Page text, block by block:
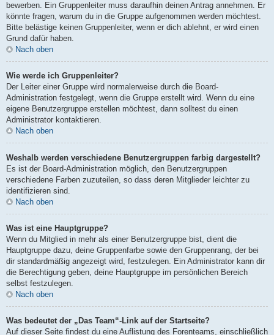
bewerben. Ein Gruppenleiter muss daraufhin deinen Antrag annehmen. Er
könnte fragen, warum du in die Gruppe aufgenommen werden möchtest.
Bitte belästige keinen Gruppenleiter, wenn er dich ablehnt, er wird einen
Grund dafür haben.
Nach oben
Wie werde ich Gruppenleiter?
Der Leiter einer Gruppe wird normalerweise durch die Board-
Administration festgelegt, wenn die Gruppe erstellt wird. Wenn du eine
eigene Benutzergruppe erstellen möchtest, dann solltest du einen
Administrator kontaktieren.
Nach oben
Weshalb werden verschiedene Benutzergruppen farbig dargestellt?
Es ist der Board-Administration möglich, den Benutzergruppen
verschiedene Farben zuzuteilen, so dass deren Mitglieder leichter zu
identifizieren sind.
Nach oben
Was ist eine Hauptgruppe?
Wenn du Mitglied in mehr als einer Benutzergruppe bist, dient die
Hauptgruppe dazu, deine Gruppenfarbe sowie den Gruppenrang, der bei
dir standardmäßig angezeigt wird, festzulegen. Ein Administrator kann dir
die Berechtigung geben, deine Hauptgruppe im persönlichen Bereich
selbst festzulegen.
Nach oben
Was bedeutet der „Das Team“-Link auf der Startseite?
Auf dieser Seite findest du eine Auflistung des Forenteams, einschließlich